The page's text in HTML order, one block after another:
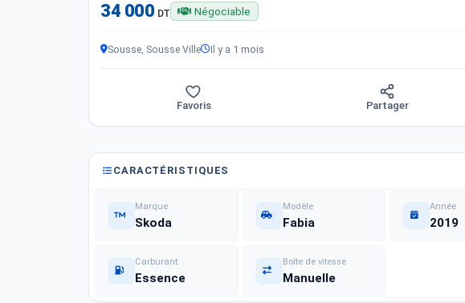
34 000 DT Négociable
Sousse, Sousse Ville Il y a 1 mois
Favoris Partager
CARACTÉRISTIQUES
Marque
Skoda
Modèle
Fabia
Année
2019
Carburant
Essence
Boîte de vitesse
Manuelle